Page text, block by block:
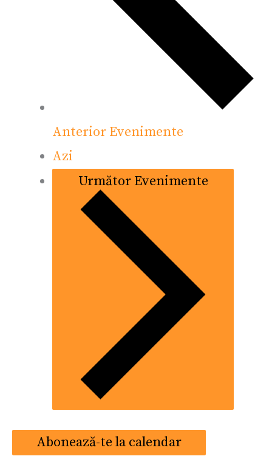
Anterior Evenimente
Azi
Următor Evenimente
Abonează-te la calendar